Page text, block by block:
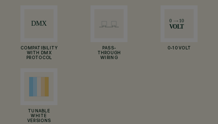
COMPATIBILITY
WITH DMX
PROTOCOL
PASS-
THROUGH
WIRING
0-10 VOLT
TUNABLE
WHITE
VERSIONS